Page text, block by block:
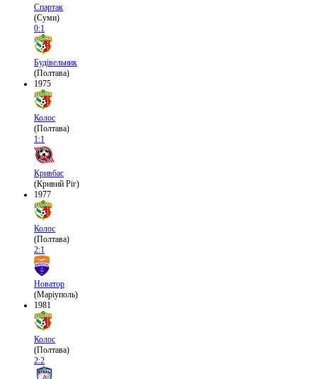
Спартак
(Суми)
0:1
Будівельник
(Полтава)
1975
Колос
(Полтава)
1:1
Кривбас
(Кривий Ріг)
1977
Колос
(Полтава)
2:1
Новатор
(Маріуполь)
1981
Колос
(Полтава)
2:2